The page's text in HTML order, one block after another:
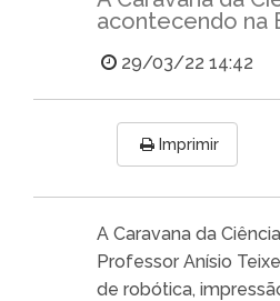
acontecendo na
29/03/22 14:42
Imprimir
A Caravana da
Professor Anísio
de robótica,